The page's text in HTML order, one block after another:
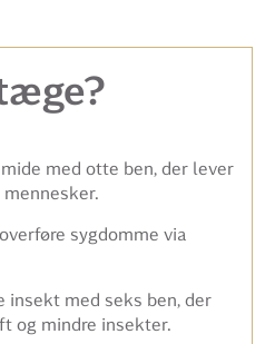
med otte ben, der lever
sygdomme via
med seks ben, der
og mindre insekter.